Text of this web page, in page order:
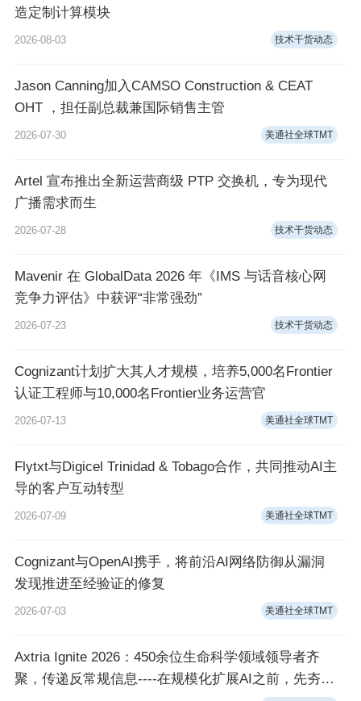
造定制计算模块
2026-08-03 技术干货动态
Jason Canning加入CAMSO Construction & CEAT
OHT ，担任副总裁兼国际销售主管
2026-07-30 美通社全球TMT
Artel 宣布推出全新运营商级 PTP 交换机，专为现代
广播需求而生
2026-07-28 技术干货动态
Mavenir 在 GlobalData 2026 年《IMS 与话音核心网
竞争力评估》中获评“非常强劲”
2026-07-23 技术干货动态
Cognizant计划扩大其人才规模，培养5,000名Frontier
认证工程师与10,000名Frontier业务运营官
2026-07-13 美通社全球TMT
Flytxt与Digicel Trinidad & Tobago合作，共同推动AI主
导的客户互动转型
2026-07-09 美通社全球TMT
Cognizant与OpenAI携手，将前沿AI网络防御从漏洞
发现推进至经验证的修复
2026-07-03 美通社全球TMT
Axtria Ignite 2026：450余位生命科学领域领导者齐
聚，传递反常规信息----在规模化扩展AI之前，先夯实